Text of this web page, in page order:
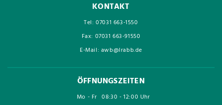
KONTAKT
Tel: 07031 663-1550
Fax: 07031 663-91550
E-Mail: awb@lrabb.de
ÖFFNUNGSZEITEN
Mo - Fr 08:30 - 12:00 Uhr